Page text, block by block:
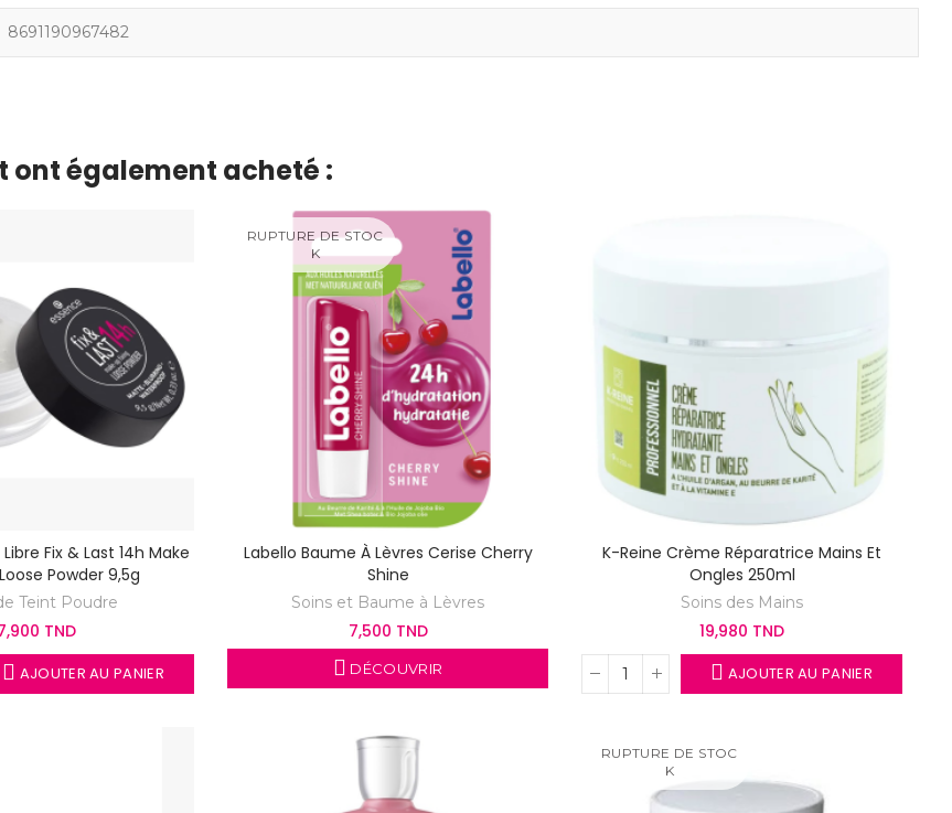
8691190967482
ont également acheté :
Fix & Last 14h Make
Powder 9,5g
Teint Poudre
TND
AJOUTER AU PANIER
RUPTURE DE STOC
K
Labello Baume À Lèvres Cerise Cherry
Shine
Soins et Baume à Lèvres
7,500 TND
DÉCOUVRIR
K-Reine Crème Réparatrice Mains Et
Ongles 250ml
Soins des Mains
19,980 TND
AJOUTER AU PANIER
RUPTURE DE STOC
K